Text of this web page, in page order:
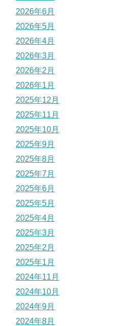
2026年6月
2026年5月
2026年4月
2026年3月
2026年2月
2026年1月
2025年12月
2025年11月
2025年10月
2025年9月
2025年8月
2025年7月
2025年6月
2025年5月
2025年4月
2025年3月
2025年2月
2025年1月
2024年11月
2024年10月
2024年9月
2024年8月